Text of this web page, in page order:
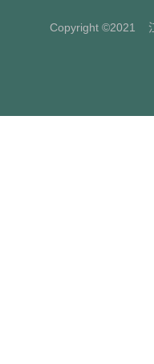
Copyright ©2021